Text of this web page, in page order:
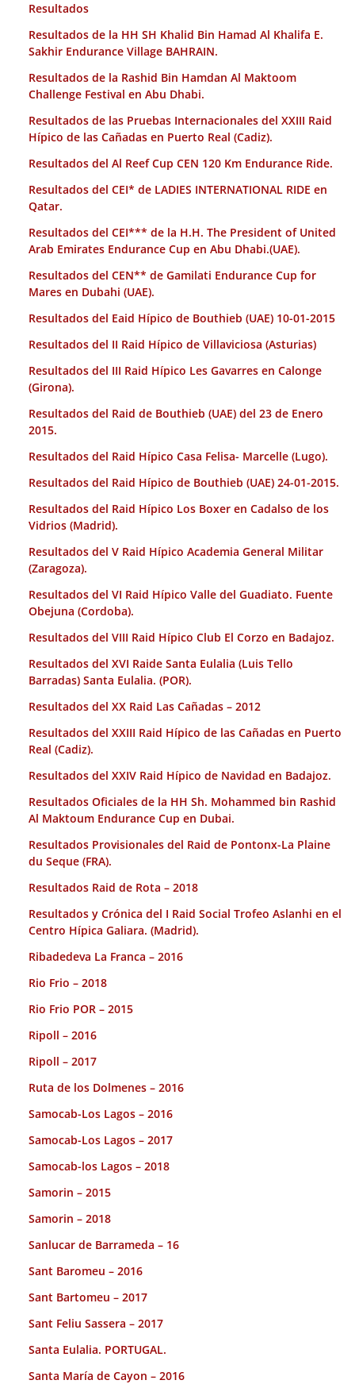
Resultados
Resultados de la HH SH Khalid Bin Hamad Al Khalifa E.
Sakhir Endurance Village BAHRAIN.
Resultados de la Rashid Bin Hamdan Al Maktoom
Challenge Festival en Abu Dhabi.
Resultados de las Pruebas Internacionales del XXIII Raid
Hípico de las Cañadas en Puerto Real (Cadiz).
Resultados del Al Reef Cup CEN 120 Km Endurance Ride.
Resultados del CEI* de LADIES INTERNATIONAL RIDE en
Qatar.
Resultados del CEI*** de la H.H. The President of United
Arab Emirates Endurance Cup en Abu Dhabi.(UAE).
Resultados del CEN** de Gamilati Endurance Cup for
Mares en Dubahi (UAE).
Resultados del Eaid Hípico de Bouthieb (UAE) 10-01-2015
Resultados del II Raid Hípico de Villaviciosa (Asturias)
Resultados del III Raid Hípico Les Gavarres en Calonge
(Girona).
Resultados del Raid de Bouthieb (UAE) del 23 de Enero
2015.
Resultados del Raid Hípico Casa Felisa- Marcelle (Lugo).
Resultados del Raid Hípico de Bouthieb (UAE) 24-01-2015.
Resultados del Raid Hípico Los Boxer en Cadalso de los
Vidrios (Madrid).
Resultados del V Raid Hípico Academia General Militar
(Zaragoza).
Resultados del VI Raid Hípico Valle del Guadiato. Fuente
Obejuna (Cordoba).
Resultados del VIII Raid Hípico Club El Corzo en Badajoz.
Resultados del XVI Raide Santa Eulalia (Luis Tello
Barradas) Santa Eulalia. (POR).
Resultados del XX Raid Las Cañadas – 2012
Resultados del XXIII Raid Hípico de las Cañadas en Puerto
Real (Cadiz).
Resultados del XXIV Raid Hípico de Navidad en Badajoz.
Resultados Oficiales de la HH Sh. Mohammed bin Rashid
Al Maktoum Endurance Cup en Dubai.
Resultados Provisionales del Raid de Pontonx-La Plaine
du Seque (FRA).
Resultados Raid de Rota – 2018
Resultados y Crónica del I Raid Social Trofeo Aslanhi en el
Centro Hípica Galiara. (Madrid).
Ribadedeva La Franca – 2016
Rio Frio – 2018
Rio Frio POR – 2015
Ripoll – 2016
Ripoll – 2017
Ruta de los Dolmenes – 2016
Samocab-Los Lagos – 2016
Samocab-Los Lagos – 2017
Samocab-los Lagos – 2018
Samorin – 2015
Samorin – 2018
Sanlucar de Barrameda – 16
Sant Baromeu – 2016
Sant Bartomeu – 2017
Sant Feliu Sassera – 2017
Santa Eulalia. PORTUGAL.
Santa María de Cayon – 2016